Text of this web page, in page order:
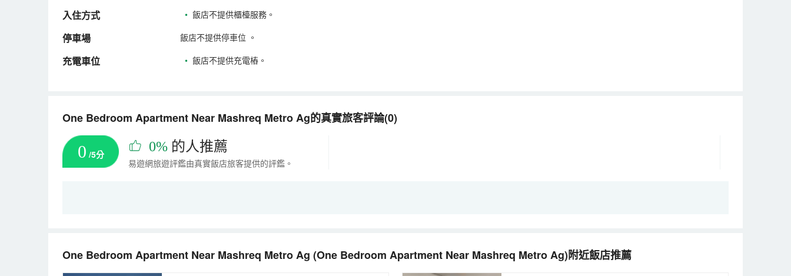
入住方式 • 飯店不提供櫃檯服務。
停車場 飯店不提供停車位 。
充電車位 • 飯店不提供充電樁。
One Bedroom Apartment Near Mashreq Metro Ag的真實旅客評論(0)
0 /5分 0% 的人推薦
易遊網旅遊評鑑由真實飯店旅客提供的評鑑。
One Bedroom Apartment Near Mashreq Metro Ag (One Bedroom Apartment Near Mashreq Metro Ag)附近飯店推薦